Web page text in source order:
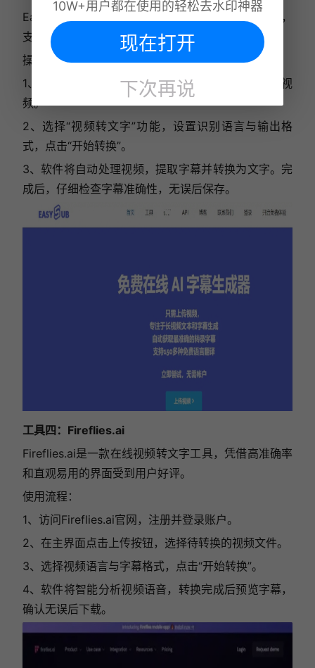
EasySub是一款专注于视频字幕提取与转换的软件，
支持多格式视频与多种语言识别。
操作步骤：
1、下载并安装EasySub，打开软件后导入待转换的视
频。
2、选择“视频转文字”功能，设置识别语言与输出格
式，点击“开始转换”。
3、软件将自动处理视频，提取字幕并转换为文字。完
成后，仔细检查字幕准确性，无误后保存。
工具四： Fireflies.ai
Fireflies.ai是一款在线视频转文字工具，凭借高准确率
和直观易用的界面受到用户好评。
使用流程：
1、访问Fireflies.ai官网，注册并登录账户。
2、在主界面点击上传按钮，选择待转换的视频文件。
3、选择视频语言与字幕格式，点击“开始转换”。
4、软件将智能分析视频语音，转换完成后预览字幕，
确认无误后下载。
10W+用户都在使用的轻松去水印神器
现在打开
下次再说